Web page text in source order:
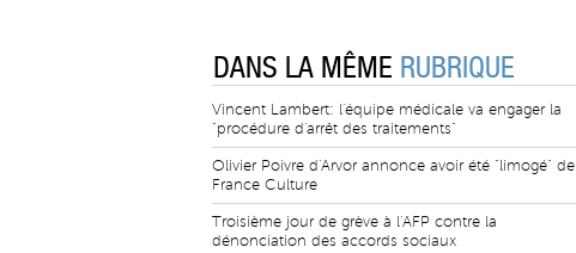
DANS LA MÊME RUBRIQUE
Vincent Lambert: l'équipe médicale va engager la
"procédure d'arrêt des traitements"
Olivier Poivre d'Arvor annonce avoir été "limogé" de
France Culture
Troisième jour de grève à l'AFP contre la
dénonciation des accords sociaux